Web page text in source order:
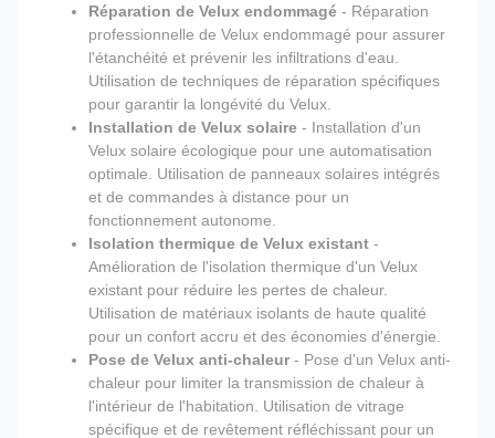
Réparation de Velux endommagé - Réparation
professionnelle de Velux endommagé pour assurer
l'étanchéité et prévenir les infiltrations d'eau.
Utilisation de techniques de réparation spécifiques
pour garantir la longévité du Velux.
Installation de Velux solaire - Installation d'un
Velux solaire écologique pour une automatisation
optimale. Utilisation de panneaux solaires intégrés
et de commandes à distance pour un
fonctionnement autonome.
Isolation thermique de Velux existant -
Amélioration de l'isolation thermique d'un Velux
existant pour réduire les pertes de chaleur.
Utilisation de matériaux isolants de haute qualité
pour un confort accru et des économies d'énergie.
Pose de Velux anti-chaleur- Pose d'un Velux anti-
chaleur pour limiter la transmission de chaleur à
l'intérieur de l'habitation. Utilisation de vitrage
spécifique et de revêtement réfléchissant pour un